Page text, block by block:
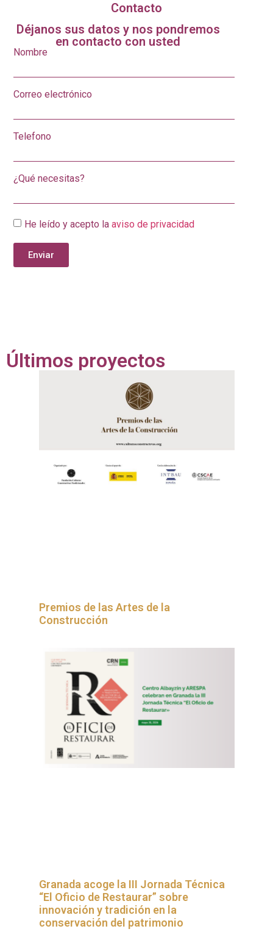
Contacto
Déjanos sus datos y nos pondremos
en contacto con usted
Nombre
Correo electrónico
Telefono
¿Qué necesitas?
He leído y acepto laaviso de privacidad
Enviar
Últimos proyectos
Premios de las Artes de la
Construcción
Granada acoge la III Jornada Técnica
“El Oficio de Restaurar” sobre
innovación y tradición en la
conservación del patrimonio